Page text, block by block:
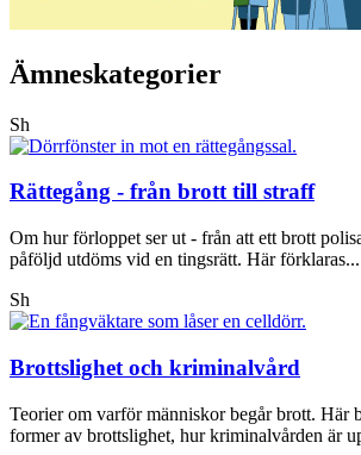
Ämneskategorier
Sh
Rättegång - från brott till straff
Om hur förloppet ser ut - från att ett brott
påföljd utdöms vid en tingsrätt. Här förklaras...
Sh
Brottslighet och kriminalvård
Teorier om varför människor begår brott. Här
former av brottslighet, hur kriminalvården är